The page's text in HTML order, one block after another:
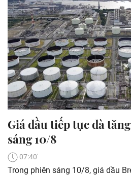
Giá dầu tiếp tục đà
sáng 10/8
07:40'
Trong phiên sáng 10/8, giá dầu